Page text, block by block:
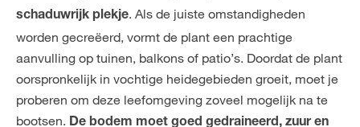
schaduwrijk plekje. Als de juiste omstandigheden
worden gecreëerd, vormt de plant een prachtige
aanvulling op tuinen, balkons of patio’s. Doordat de plant
oorspronkelijk in vochtige heidegebieden groeit, moet je
proberen om deze leefomgeving zoveel mogelijk na te
bootsen. De bodem moet goed gedraineerd, zuur en